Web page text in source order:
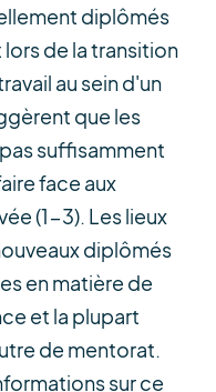
diplômés
de la transition
au sein d'un
que les
suffisamment
face aux
(1-3). Les lieux
diplômés
en matière de
et la plupart
de mentorat.
sur ce